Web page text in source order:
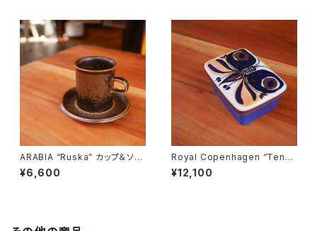
ARABIA “Ruska” カップ＆ソー
サー
¥6,600
Royal Copenhagen “Tener
a” Butter Case
¥12,100